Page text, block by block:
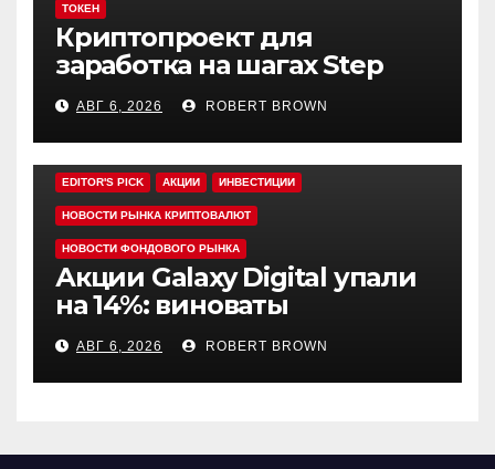
ТОКЕН
Криптопроект для
заработка на шагах Step
App закрывается спустя
четыре года работы
АВГ 6, 2026 ROBERT BROWN
EDITOR'S PICK АКЦИИ ИНВЕСТИЦИИ
НОВОСТИ РЫНКА КРИПТОВАЛЮТ
НОВОСТИ ФОНДОВОГО РЫНКА
Акции Galaxy Digital упали
на 14%: виноваты
криптовалюты
АВГ 6, 2026 ROBERT BROWN